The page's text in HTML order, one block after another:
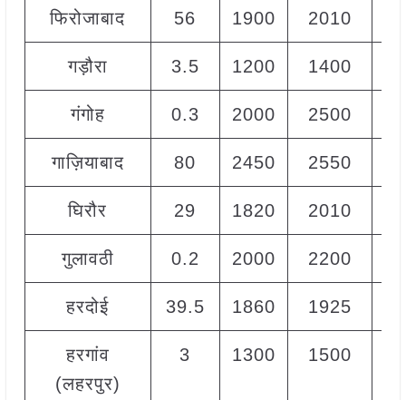
फिरोजाबाद 56 1900 2010
गड़ौरा 3.5 1200 1400
गंगोह 0.3 2000 2500
गाज़ियाबाद 80 2450 2550
घिरौर 29 1820 2010
गुलावठी 0.2 2000 2200
हरदोई 39.5 1860 1925
हरगांव
(लहरपुर)
3 1300 1500